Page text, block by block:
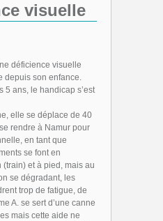
visuelle
déficience visuelle
depuis son enfance.
5 ans, le handicap s’est
elle se déplace de 40
rendre à Namur pour
en tant que
se font en
et à pied, mais au
se dégradant, les
trop de fatigue, de
A. se sert d’une canne
mais cette aide ne